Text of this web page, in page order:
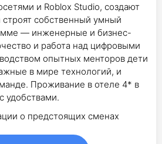
и Roblox Studio, создают
собственный умный
— инженерные и бизнес-
и работа над цифровыми
опытных менторов дети
в мире технологий, и
Проживание в отеле 4* в
удобствами.
о предстоящих сменах